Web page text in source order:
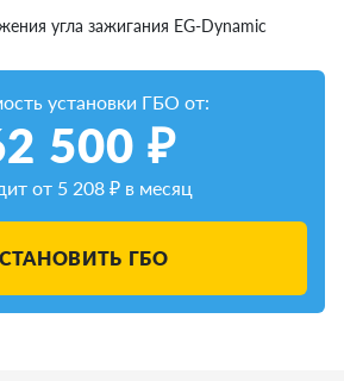
угла зажигания EG-Dynamic
установки ГБО от:
500 ₽
от 5 208 ₽ в месяц
ГБО